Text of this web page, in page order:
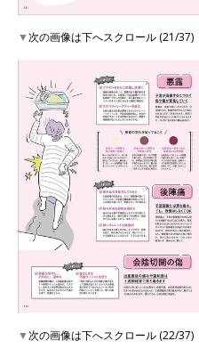
▼次の画像は下へスクロール (21/37)
▼次の画像は下へスクロール (22/37)